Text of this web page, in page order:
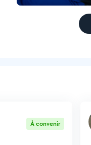
À convenir